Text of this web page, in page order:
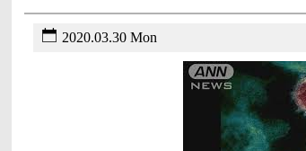
2020.03.30 Mon